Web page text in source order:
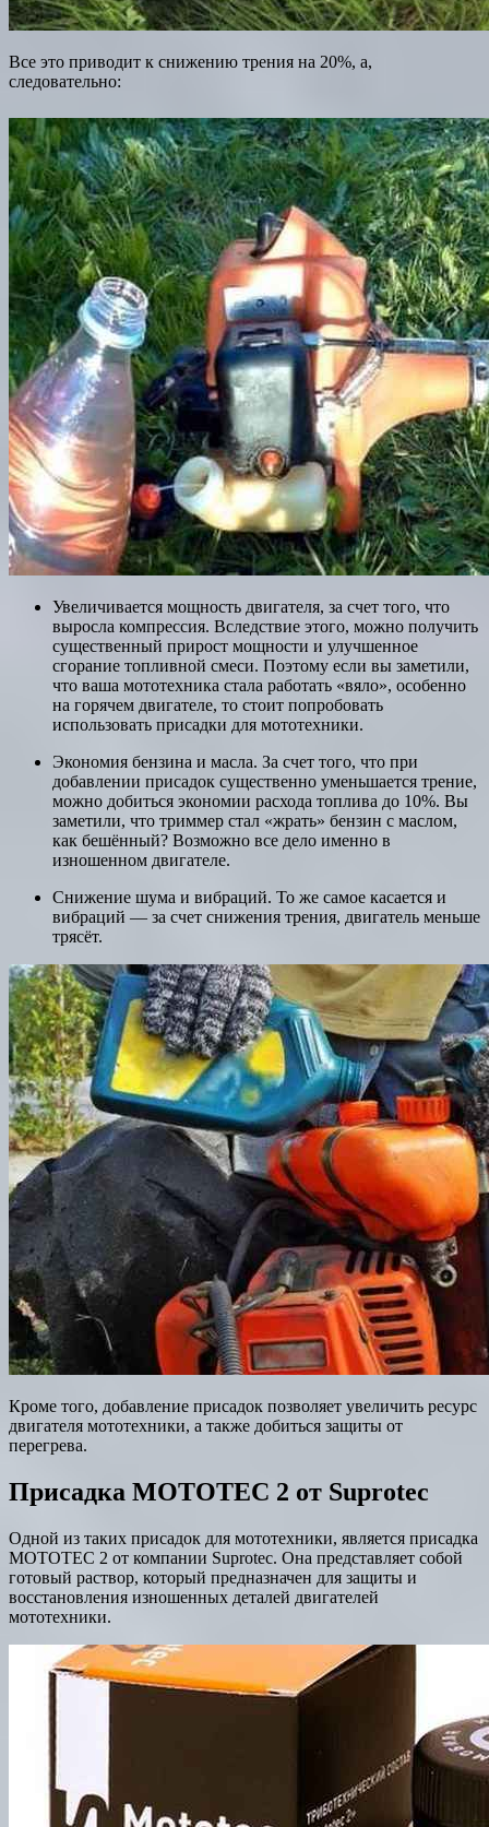
Все это приводит к снижению трения на 20%, а,
следовательно:
Увеличивается мощность двигателя, за счет того, что
выросла компрессия. Вследствие этого, можно получить
существенный прирост мощности и улучшенное
сгорание топливной смеси. Поэтому если вы заметили,
что ваша мототехника стала работать «вяло», особенно
на горячем двигателе, то стоит попробовать
использовать присадки для мототехники.
Экономия бензина и масла. За счет того, что при
добавлении присадок существенно уменьшается трение,
можно добиться экономии расхода топлива до 10%. Вы
заметили, что триммер стал «жрать» бензин с маслом,
как бешённый? Возможно все дело именно в
изношенном двигателе.
Снижение шума и вибраций. То же самое касается и
вибраций — за счет снижения трения, двигатель меньше
трясёт.
Кроме того, добавление присадок позволяет увеличить ресурс
двигателя мототехники, а также добиться защиты от
перегрева.
Присадка MOTOTEC 2 от Suprotec
Одной из таких присадок для мототехники, является присадка
MOTOTEC 2 от компании Suprotec. Она представляет собой
готовый раствор, который предназначен для защиты и
восстановления изношенных деталей двигателей
мототехники.